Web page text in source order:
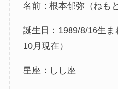
名前：根本郁弥（ねも
誕生日：1989/8/16生
10月現在）
星座：しし座